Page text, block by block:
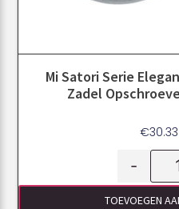
Mi Satori Serie
Zadel
€30.33
-
TOEVOEGEN